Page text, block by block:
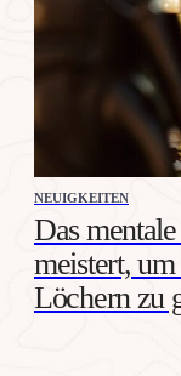
NEUIGKEITEN
Das
meistert,
Löchern zu